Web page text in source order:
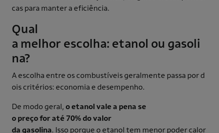
cas para manter a eficiência.
Qual
a melhor escolha: etanol ou gasoli
na?
A escolha entre os combustíveis geralmente passa por d
ois critérios: economia e desempenho.
De modo geral, o etanol vale a pena se
o preço for até 70% do valor
da gasolina. Isso porque o etanol tem menor poder calor